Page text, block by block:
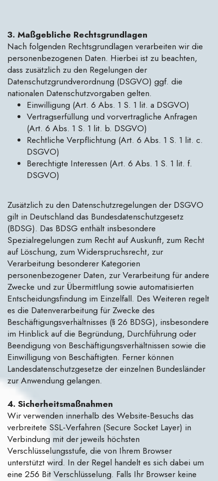
3. Maßgebliche Rechtsgrundlagen
Nach folgenden Rechtsgrundlagen verarbeiten wir die
personenbezogenen Daten. Hierbei ist zu beachten,
dass zusätzlich zu den Regelungen der
Datenschutzgrundverordnung (DSGVO) ggf. die
nationalen Datenschutzvorgaben gelten.
Einwilligung (Art. 6 Abs. 1 S. 1 lit. a DSGVO)
Vertragserfüllung und vorvertragliche Anfragen
(Art. 6 Abs. 1 S. 1 lit. b. DSGVO)
Rechtliche Verpflichtung (Art. 6 Abs. 1 S. 1 lit. c.
DSGVO)
Berechtigte Interessen (Art. 6 Abs. 1 S. 1 lit. f.
DSGVO)
Zusätzlich zu den Datenschutzregelungen der DSGVO
gilt in Deutschland das Bundesdatenschutzgesetz
(BDSG). Das BDSG enthält insbesondere
Spezialregelungen zum Recht auf Auskunft, zum Recht
auf Löschung, zum Widerspruchsrecht, zur
Verarbeitung besonderer Kategorien
personenbezogener Daten, zur Verarbeitung für andere
Zwecke und zur Übermittlung sowie automatisierten
Entscheidungsfindung im Einzelfall. Des Weiteren regelt
es die Datenverarbeitung für Zwecke des
Beschäftigungsverhältnisses (§ 26 BDSG), insbesondere
im Hinblick auf die Begründung, Durchführung oder
Beendigung von Beschäftigungsverhältnissen sowie die
Einwilligung von Beschäftigten. Ferner können
Landesdatenschutzgesetze der einzelnen Bundesländer
zur Anwendung gelangen.
4. Sicherheitsmaßnahmen
Wir verwenden innerhalb des Website-Besuchs das
verbreitete SSL-Verfahren (Secure Socket Layer) in
Verbindung mit der jeweils höchsten
Verschlüsselungsstufe, die von Ihrem Browser
unterstützt wird. In der Regel handelt es sich dabei um
eine 256 Bit Verschlüsselung. Falls Ihr Browser keine